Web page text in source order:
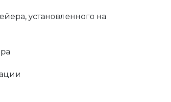
установленного на